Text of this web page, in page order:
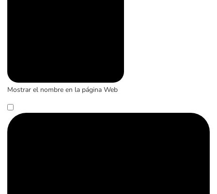
Mostrar el nombre en la página Web